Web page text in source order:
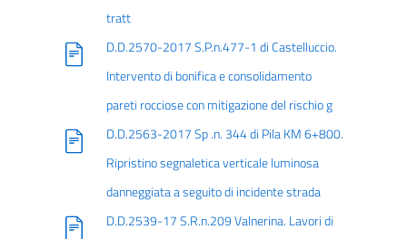
tratt
D.D.2570-2017 S.P.n.477-1 di Castelluccio.
Intervento di bonifica e consolidamento
pareti rocciose con mitigazione del rischio g
D.D.2563-2017 Sp .n. 344 di Pila KM 6+800.
Ripristino segnaletica verticale luminosa
danneggiata a seguito di incidente strada
D.D.2539-17 S.R.n.209 Valnerina. Lavori di